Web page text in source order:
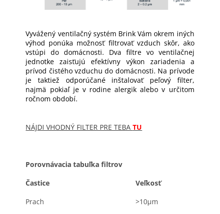
Vyvážený ventilačný systém Brink Vám okrem iných
výhod ponúka možnosť filtrovať vzduch skôr, ako
vstúpi do domácnosti. Dva filtre vo ventilačnej
jednotke zaisťujú efektívny výkon zariadenia a
prívod čistého vzduchu do domácnosti. Na prívode
je taktiež odporúčané inštalovať peľový filter,
najmä pokiaľ je v rodine alergik alebo v určitom
ročnom období.
NÁJDI VHODNÝ FILTER PRE TEBATU
Porovnávacia tabuľka filtrov
Častice
Veľkosť
Prach
>10μm